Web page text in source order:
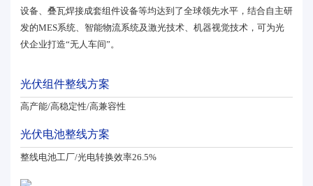
设备、叠瓦焊接成套组件设备等均达到了全球领先水平，结合自主研
发的MES系统、智能物流系统及激光技术、机器视觉技术，可为光
伏企业打造“无人车间”。
光伏组件整线方案
高产能/高稳定性/高兼容性
光伏电池整线方案
整线电池工厂/光电转换效率26.5%